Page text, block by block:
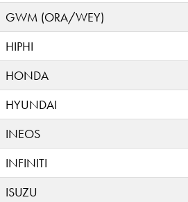
GWM (ORA/WEY)
HIPHI
HONDA
HYUNDAI
INEOS
INFINITI
ISUZU